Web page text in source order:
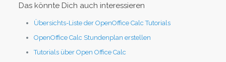
Das könnte Dich auch interessieren
Übersichts-Liste der OpenOffice Calc Tutorials
OpenOffice Calc Stundenplan erstellen
Tutorials über Open Office Calc